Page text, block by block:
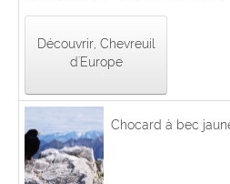
Découvrir, Chevreuil
d'Europe
Chocard à bec